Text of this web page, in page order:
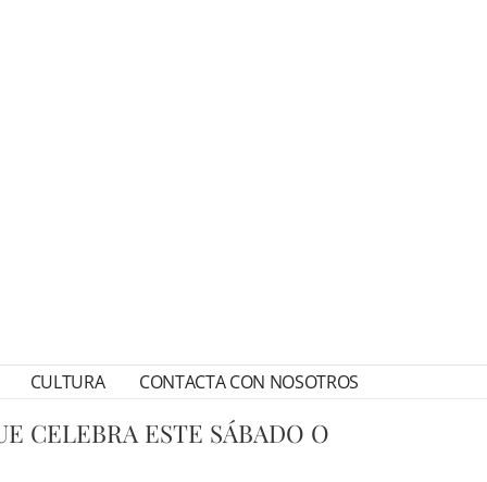
CULTURA CONTACTA CON NOSOTROS
CELEBRA ESTE SÁBADO O